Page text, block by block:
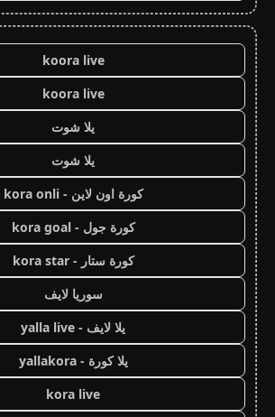
koora live
koora live
يلا شوت
يلا شوت
كورة اون لاين - kora onli
كورة جول - kora goal
كورة ستار - kora star
سوريا لايف
يلا لايف - yalla live
يلا كورة - yallakora
kora live